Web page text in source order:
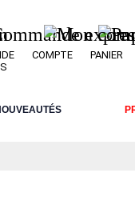
COMPTE PANIER